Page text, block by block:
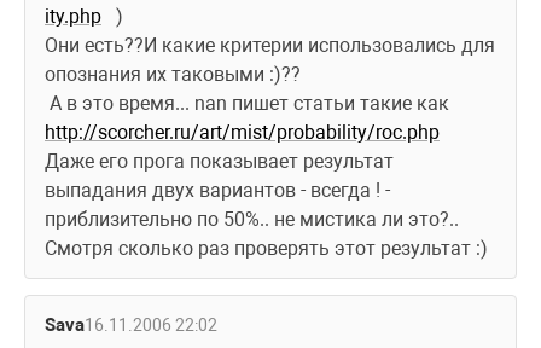
ity.php
   )
Они есть??И какие критерии использовались для
опознания их таковыми :)??
http://scorcher.ru/art/mist/probability/roc.php
Даже его прога показывает результат
выпадания двух вариантов - всегда ! -
приблизительно по 50%.. не мистика ли это?..
Смотря сколько раз проверять этот результат :)
Sava16.11.2006 22:02